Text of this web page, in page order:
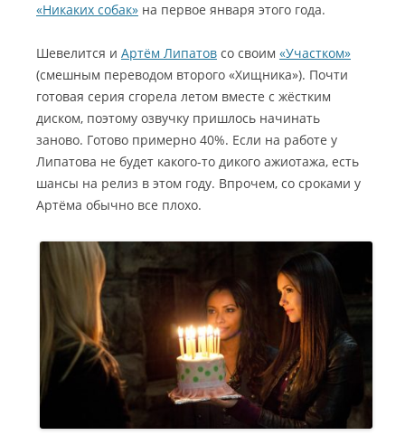
«Никаких собак» на первое января этого года.
Шевелится и Артём Липатов со своим «Участком»
(смешным переводом второго «Хищника»). Почти
готовая серия сгорела летом вместе с жёстким
диском, поэтому озвучку пришлось начинать
заново. Готово примерно 40%. Если на работе у
Липатова не будет какого-то дикого ажиотажа, есть
шансы на релиз в этом году. Впрочем, со сроками у
Артёма обычно все плохо.